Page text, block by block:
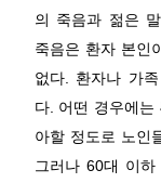
의 죽음과 젊은
죽음은 환자 본인
없다. 환자나 가
다. 어떤 경우에
아할 정도로 노인
그러나 60대 이